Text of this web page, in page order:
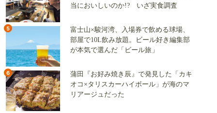
当においしいのか!? いざ実食調査
5
富士山×駿河湾、入場券で飲める球場、
部屋で10L飲み放題。ビール好き編集部
が本気で選んだ「ビール旅」
6
蒲田『お好み焼き辰』で発見した「カキ
オコ×タリスカーハイボール」が海のマ
リアージュだった